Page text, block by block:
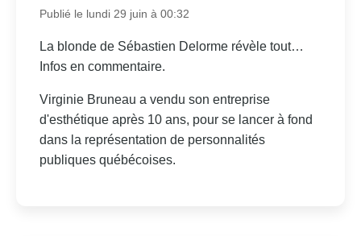
Publié le lundi 29 juin à 00:32
La blonde de Sébastien Delorme révèle tout…
Infos en commentaire.
Virginie Bruneau a vendu son entreprise
d'esthétique après 10 ans, pour se lancer à fond
dans la représentation de personnalités
publiques québécoises.